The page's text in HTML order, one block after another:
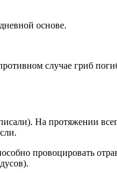
основе.
случае гриб
На протяжении
провоцировать